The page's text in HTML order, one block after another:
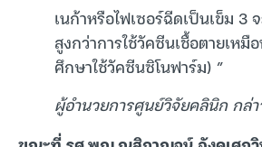
เนก้าหรือไฟเซอร์ฉีดเป็นเข็ม 3
สูงกว่าการใช้วัคซีนเชื้อตายเหมื
ศึกษาใช้วัคซีนซิโนฟาร์ม) ”
ผู้อำนวยการศูนย์วิจัยคลินิก กล่